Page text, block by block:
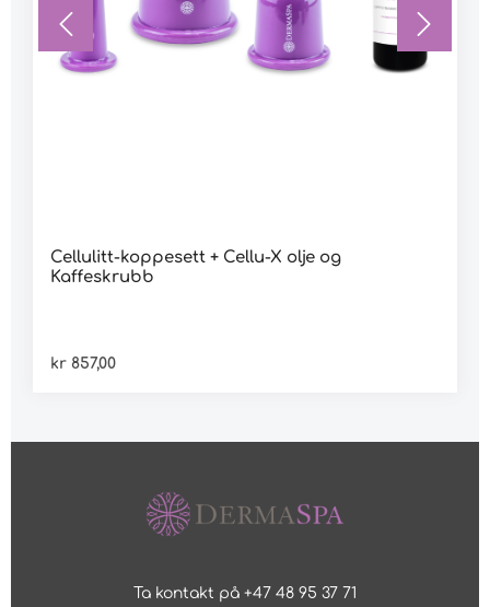
Cellulitt-koppesett + Cellu-X olje og
Kaffeskrubb
kr 857,00
Ta kontakt på +47 48 95 37 71